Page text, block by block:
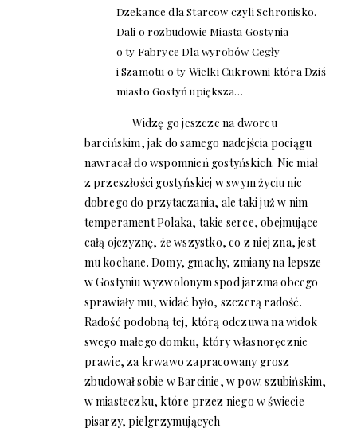
Dzekance dla Starcow czyli Schronisko.
Dali o rozbudowie Miasta Gostynia
o ty Fabryce Dla wyrobów Cegły
i Szamotu o ty Wielki Cukrowni która Dziś
miasto Gostyń upiększa…
Widzę go jeszcze na dworcu
barcińskim, jak do samego nadejścia pociągu
nawracał do wspomnień gostyńskich. Nie miał
z przeszłości gostyńskiej w swym życiu nic
dobrego do przytaczania, ale taki już w nim
temperament Polaka, takie serce, obejmujące
całą ojczyznę, że wszystko, co z niej zna, jest
mu kochane. Domy, gmachy, zmiany na lepsze
w Gostyniu wyzwolonym spod jarzma obcego
sprawiały mu, widać było, szczerą radość.
Radość podobną tej, którą odczuwa na widok
swego małego domku, który własnoręcznie
prawie, za krwawo zapracowany grosz
zbudował sobie w Barcinie, w pow. szubińskim,
w miasteczku, które przez niego w świecie
pisarzy, pielgrzymujących